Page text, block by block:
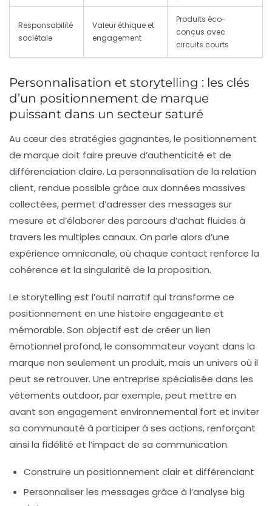
Responsabilité
sociétale
Valeur éthique et
engagement
Produits éco-
conçus avec
circuits courts
Personnalisation et storytelling : les clés
d’un positionnement de marque
puissant dans un secteur saturé
Au cœur des stratégies gagnantes, le positionnement
de marque doit faire preuve d’authenticité et de
différenciation claire. La personnalisation de la relation
client, rendue possible grâce aux données massives
collectées, permet d’adresser des messages sur
mesure et d’élaborer des parcours d’achat fluides à
travers les multiples canaux. On parle alors d’une
expérience omnicanale, où chaque contact renforce la
cohérence et la singularité de la proposition.
Le storytelling est l’outil narratif qui transforme ce
positionnement en une histoire engageante et
mémorable. Son objectif est de créer un lien
émotionnel profond, le consommateur voyant dans la
marque non seulement un produit, mais un univers où il
peut se retrouver. Une entreprise spécialisée dans les
vêtements outdoor, par exemple, peut mettre en
avant son engagement environnemental fort et inviter
sa communauté à participer à ses actions, renforçant
ainsi la fidélité et l’impact de sa communication.
Construire un positionnement clair et différenciant
Personnaliser les messages grâce à l’analyse big